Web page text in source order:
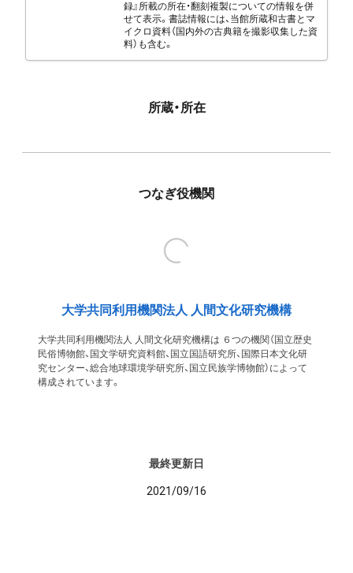
録』所載の所在・翻刻複製についての情報を併
せて表示。書誌情報には、当館所蔵和古書とマ
イクロ資料（国内外の古典籍を撮影収集した資
料）も含む。
所蔵・所在
つなぎ役機関
大学共同利用機関法人 人間文化研究機構
大学共同利用機関法人 人間文化研究機構は ６つの機関（国立歴史
民俗博物館、国文学研究資料館、国立国語研究所、国際日本文化研
究センター、総合地球環境学研究所、国立民族学博物館）によって
構成されています。
最終更新日
2021/09/16